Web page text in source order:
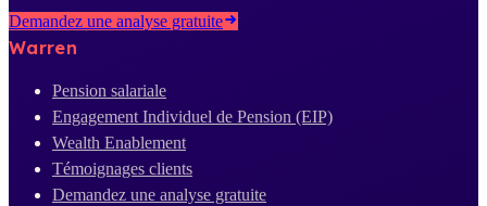
Demandez une analyse gratuite
Warren
Pension salariale
Engagement Individuel de Pension (EIP)
Wealth Enablement
Témoignages clients
Demandez une analyse gratuite